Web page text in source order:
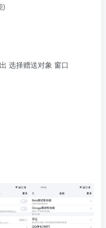
)
选择赠送对象 窗口